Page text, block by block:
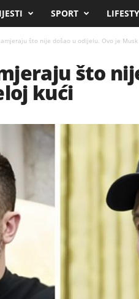
SPORT
što nije došao u odijelu. Ovo je Musk
što
kući